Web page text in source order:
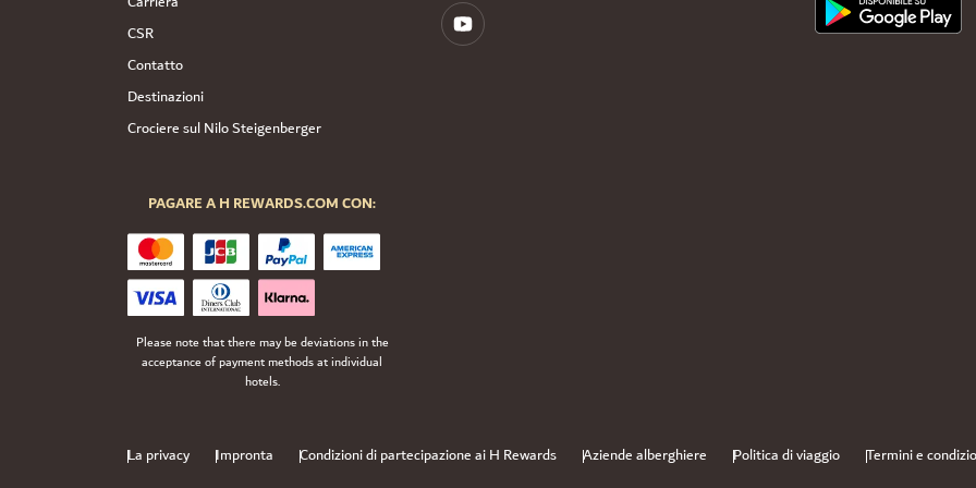
CSR
Contatto
Destinazioni
Crociere sul Nilo Steigenberger
PAGARE A H REWARDS.COM CON:
Please note that there may be deviations in the
acceptance of payment methods at individual
hotels.
La privacy Impronta Condizioni di partecipazione ai H Rewards Aziende alberghiere Politica di viaggio Termini e